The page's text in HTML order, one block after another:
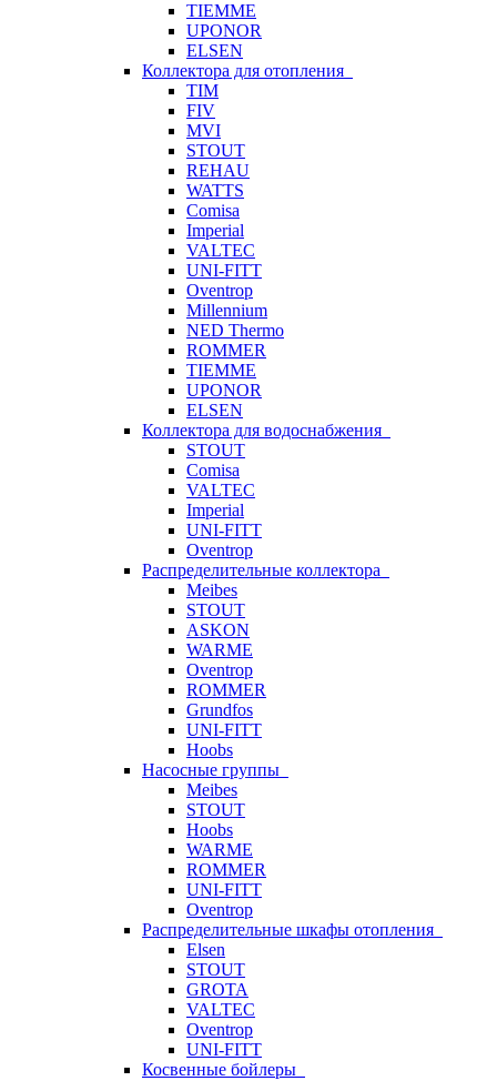
TIEMME
UPONOR
ELSEN
Коллектора для отопления
TIM
FIV
MVI
STOUT
REHAU
WATTS
Comisa
Imperial
VALTEC
UNI-FITT
Oventrop
Millennium
NED Thermo
ROMMER
TIEMME
UPONOR
ELSEN
Коллектора для водоснабжения
STOUT
Comisa
VALTEC
Imperial
UNI-FITT
Oventrop
Распределительные коллектора
Meibes
STOUT
ASKON
WARME
Oventrop
ROMMER
Grundfos
UNI-FITT
Hoobs
Насосные группы
Meibes
STOUT
Hoobs
WARME
ROMMER
UNI-FITT
Oventrop
Распределительные шкафы отопления
Elsen
STOUT
GROTA
VALTEC
Oventrop
UNI-FITT
Косвенные бойлеры